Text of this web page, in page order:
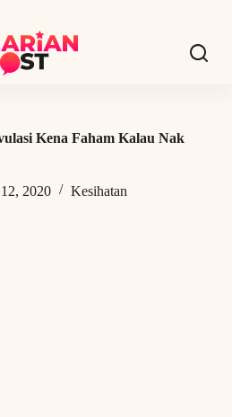
Kena Faham Kalau Nak
2020 Kesihatan